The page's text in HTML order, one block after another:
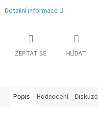
Detailní informace
ZEPTAT SE HLÍDAT
Popis Hodnocení Diskuze